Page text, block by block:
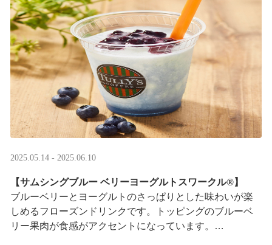
2025.05.14 - 2025.06.10
【サムシングブルー ベリーヨーグルトスワークル®】
ブルーベリーとヨーグルトのさっぱりとした味わいが楽
しめるフローズンドリンクです。トッピングのブルーベ
リー果肉が食感がアクセントになっています。